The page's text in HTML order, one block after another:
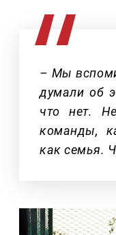
– Мы
думали об
что нет.
команды,
как семья.